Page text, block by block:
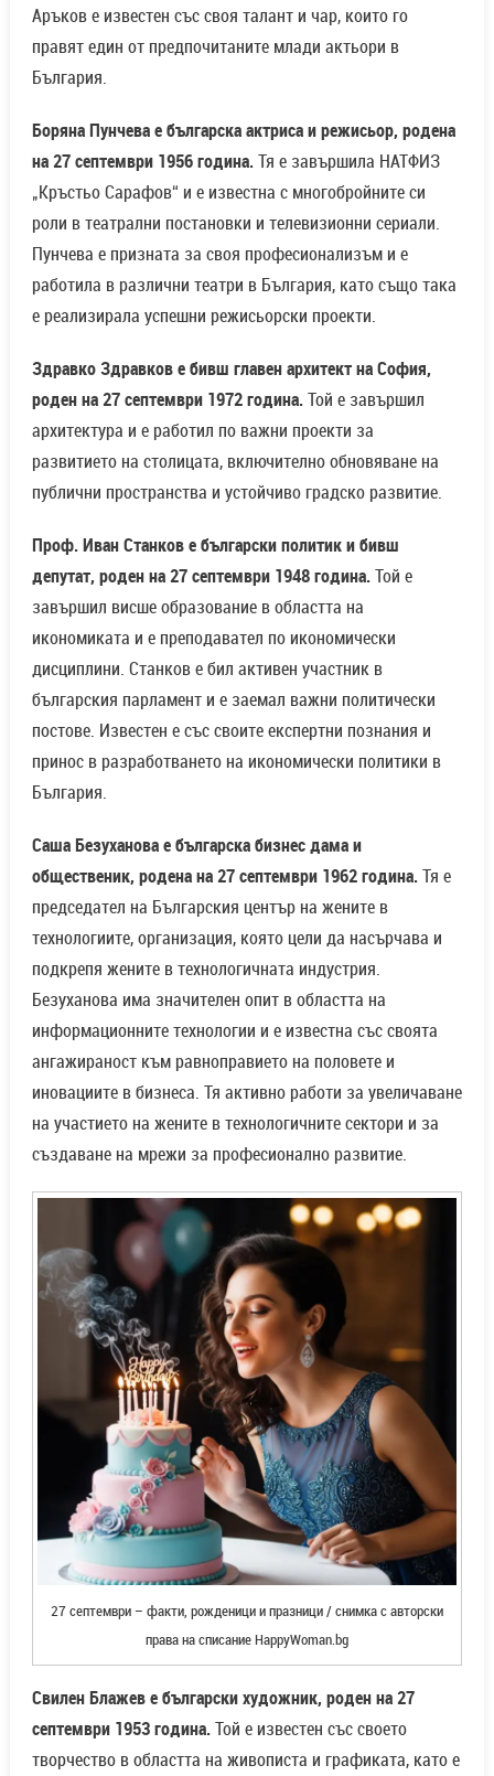
Аръков е известен със своя талант и чар, които го
правят един от предпочитаните млади актьори в
България.
Боряна Пунчева е българска актриса и режисьор, родена
на 27 септември 1956 година.Тя е завършила НАТФИЗ
„Кръстьо Сарафов“ и е известна с многобройните си
роли в театрални постановки и телевизионни сериали.
Пунчева е призната за своя професионализъм и е
работила в различни театри в България, като също така
е реализирала успешни режисьорски проекти.
Здравко Здравков е бивш главен архитект на София,
роден на 27 септември 1972 година.Той е завършил
архитектура и е работил по важни проекти за
развитието на столицата, включително обновяване на
публични пространства и устойчиво градско развитие.
Проф. Иван Станков е български политик и бивш
депутат, роден на 27 септември 1948 година.Той е
завършил висше образование в областта на
икономиката и е преподавател по икономически
дисциплини. Станков е бил активен участник в
българския парламент и е заемал важни политически
постове. Известен е със своите експертни познания и
принос в разработването на икономически политики в
България.
Саша Безуханова е българска бизнес дама и
общественик, родена на 27 септември 1962 година.Тя е
председател на Българския център на жените в
технологиите, организация, която цели да насърчава и
подкрепя жените в технологичната индустрия.
Безуханова има значителен опит в областта на
информационните технологии и е известна със своята
ангажираност към равноправието на половете и
иновациите в бизнеса. Тя активно работи за увеличаване
на участието на жените в технологичните сектори и за
създаване на мрежи за професионално развитие.
27 септември – факти, рожденици и празници / снимка с авторски
права на списание HappyWoman.bg
Свилен Блажев е български художник, роден на 27
септември 1953 година.Той е известен със своето
творчество в областта на живописта и графиката, като е